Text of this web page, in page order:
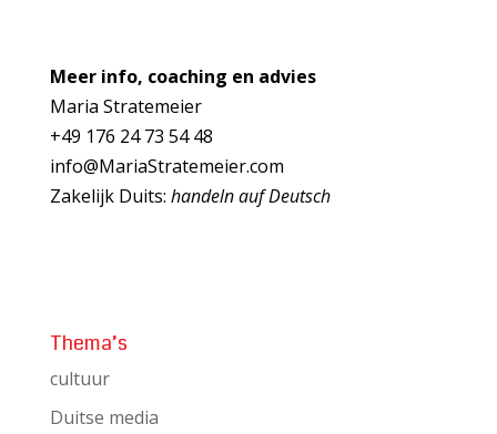
Meer info, coaching en advies
Maria Stratemeier
+49 176 24 73 54 48
info@MariaStratemeier.com
Zakelijk Duits: handeln auf Deutsch
Thema’s
cultuur
Duitse media